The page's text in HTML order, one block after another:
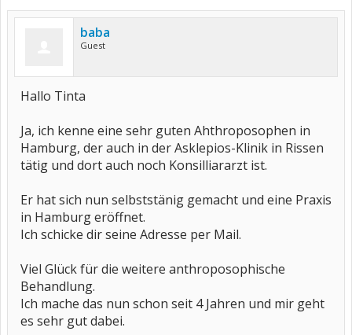
baba
Guest
Hallo Tinta
Ja, ich kenne eine sehr guten Ahthroposophen in
Hamburg, der auch in der Asklepios-Klinik in Rissen
tätig und dort auch noch Konsilliararzt ist.
Er hat sich nun selbststänig gemacht und eine Praxis
in Hamburg eröffnet.
Ich schicke dir seine Adresse per Mail.
Viel Glück für die weitere anthroposophische
Behandlung.
Ich mache das nun schon seit 4 Jahren und mir geht
es sehr gut dabei.